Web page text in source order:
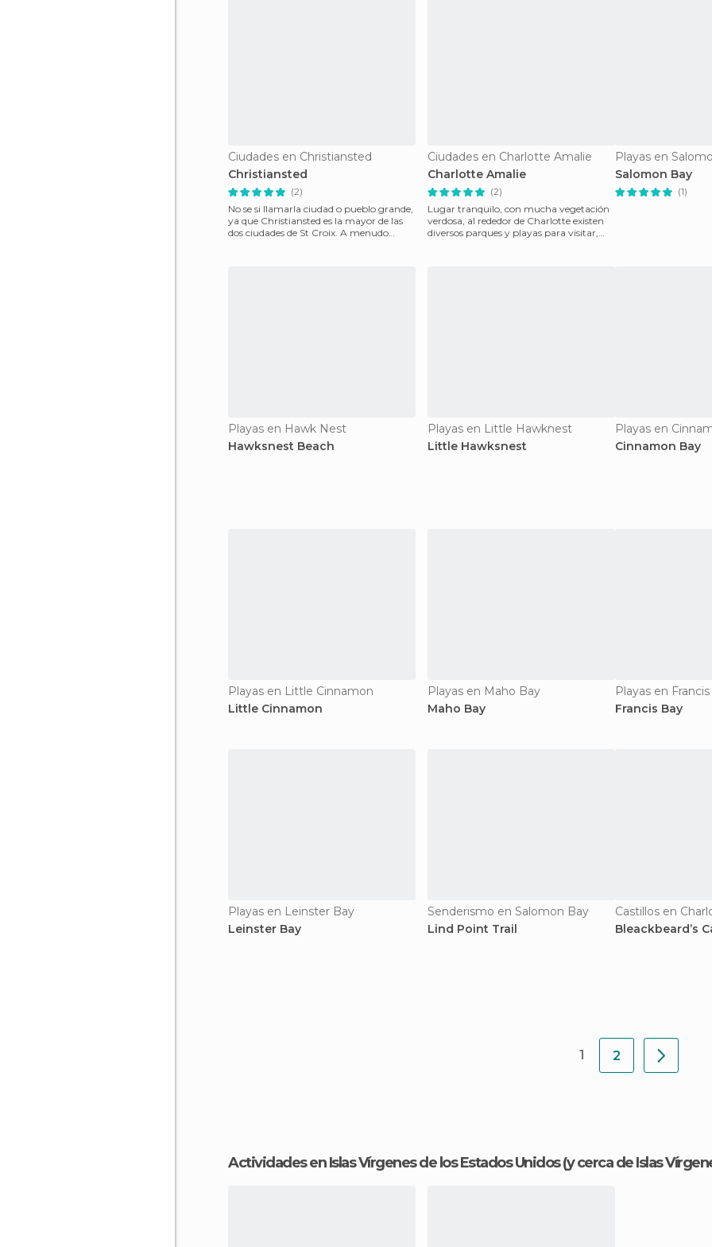
Ciudades en Christiansted
Christiansted
(2)
No se si llamarla ciudad o pueblo grande,
ya que Christiansted es la mayor de las
dos ciudades de St Croix. A menudo
Ciudades en Charlotte Amalie
Charlotte Amalie
(2)
Lugar tranquilo, con mucha vegetación
verdosa, al rededor de Charlotte existen
diversos parques y playas para visitar,
Playas en
Salomon Bay
(1)
Playas en Hawk Nest
Hawksnest Beach
Playas en Little Hawknest
Little Hawksnest
Playas en
Cinnamon Bay
Playas en Little Cinnamon
Little Cinnamon
Playas en Maho Bay
Maho Bay
Playas en
Francis Bay
Playas en Leinster Bay
Leinster Bay
Senderismo en Salomon Bay
Lind Point Trail
Castillos en
Bleackbeard’s
1 2
Actividades en Islas Vírgenes de los Estados Unidos (y cerca de Islas